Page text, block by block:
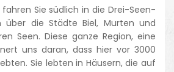
Sie südlich in die Drei-Seen-
über die Städte Biel, Murten und
Seen. Diese ganze Region, eine
uns daran, dass hier vor 3000
Sie lebten in Häusern, die auf